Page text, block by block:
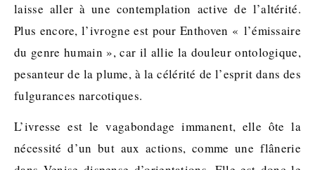
laisse aller à une contemplation active de l’altérité.
Plus encore, l’ivrogne est pour Enthoven « l’émissaire
du genre humain », car il allie la douleur ontologique,
pesanteur de la plume, à la célérité de l’esprit dans des
fulgurances narcotiques.
L’ivresse est le vagabondage immanent, elle ôte la
nécessité d’un but aux actions, comme une flânerie